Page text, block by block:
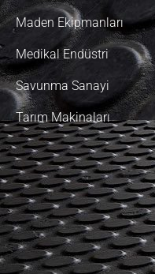
Maden Ekipmanları
Medikal Endüstri
Savunma Sanayi
Tarım Makinaları